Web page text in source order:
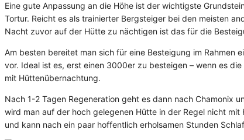
Eine gute Anpassung an die Höhe ist der wichtigste
Tortur. Reicht es als trainierter Bergsteiger bei den meisten
Nacht zuvor auf der Hütte zu nächtigen ist das für die
Am besten bereitet man sich für eine Besteigung im
vor. Ideal ist es, erst einen 3000er zu besteigen – wenn es
mit Hüttenübernachtung.
Nach 1-2 Tagen Regeneration geht es dann nach Chamonix
wird man auf der hoch gelegenen Hütte in der Regel nicht
und kann nach ein paar hoffentlich erholsamen Stunden